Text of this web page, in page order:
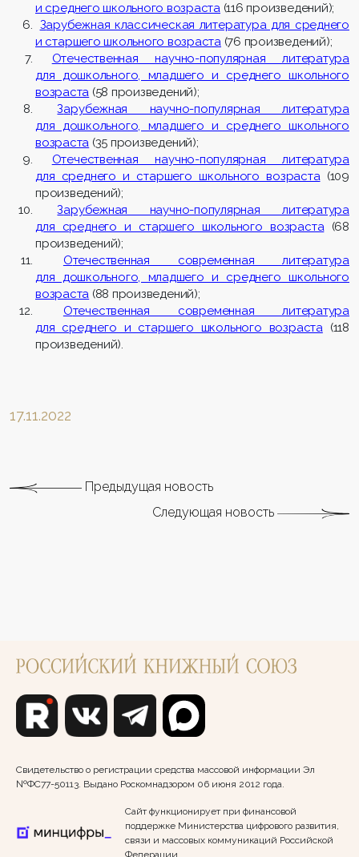
и среднего школьного возраста (116 произведений);
Зарубежная классическая литература для среднего
и старшего школьного возраста (76 произведений);
Отечественная научно-популярная литература
для дошкольного, младшего и среднего школьного
возраста (58 произведений);
Зарубежная научно-популярная литература
для дошкольного, младшего и среднего школьного
возраста (35 произведений);
Отечественная научно-популярная литература
для среднего и старшего школьного возраста(109
произведений);
Зарубежная научно-популярная литература
для среднего и старшего школьного возраста(68
произведений);
Отечественная современная литература
для дошкольного, младшего и среднего школьного
возраста (88 произведений);
Отечественная современная литература
для среднего и старшего школьного возраста(118
произведений).
17.11.2022
Предыдущая новость
Следующая новость
Свидетельство о регистрации средства массовой информации Эл
№ФС77-50113. Выдано Роскомнадзором 06 июня 2012 года.
Сайт функционирует при финансовой
поддержке Министерства цифрового развития,
связи и массовых коммуникаций Российской
Федерации.